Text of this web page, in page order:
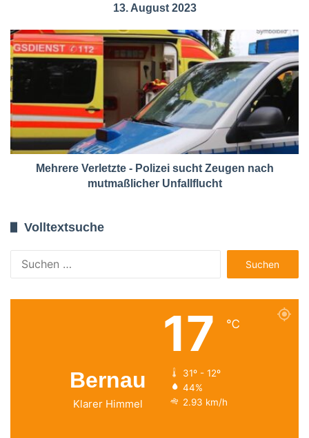
13. August 2023
Mehrere Verletzte - Polizei sucht Zeugen nach
mutmaßlicher Unfallflucht
Volltextsuche
nach:
Bernau
Klarer Himmel
17 ℃
31º - 12º
44%
2.93 km/h